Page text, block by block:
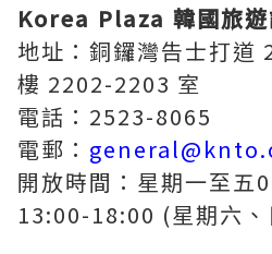
Korea Plaza 韓國旅
地址：銅鑼灣告士打道
樓 2202-2203 室
電話：2523-8065
電郵：
開放時間：星期一至
13:00-18:00 (星期六